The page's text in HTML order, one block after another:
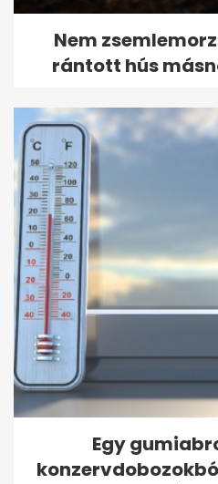
Nem
rántott hús
Egy